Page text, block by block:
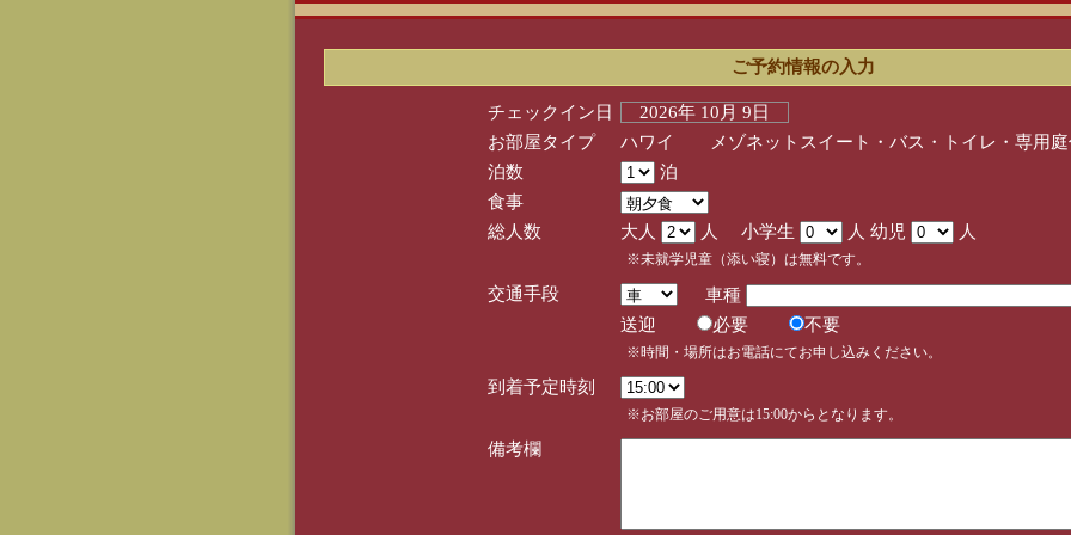
ご予約情報の入力
チェックイン日
2026年 10月 9日
お部屋タイプ
ハワイ メゾネットスイート・バス・トイレ・専用庭
泊数
泊
食事
総人数
大人 人 小学生 人 幼児 人
※未就学児童（添い寝）は無料です。
交通手段
車種
送迎
必要 不要
※時間・場所はお電話にてお申し込みください。
到着予定時刻
※お部屋のご用意は15:00からとなります。
備考欄